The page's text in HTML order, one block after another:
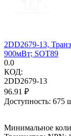
2DD2679-13,
900мВт; SOT89
0.0
КОД:
2DD2679-13
96.91 ₽
Доступность: 675
Минимальное